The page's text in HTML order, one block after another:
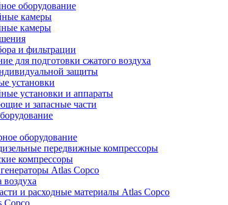
оборудование
камеры
камеры
и фильтрации
для подготовки сжатого воздуха
защиты
установки
установки и аппараты
и запасные части
оборудование
передвижные компрессоры
компрессоры
Atlas Copco
воздуха
и расходные материалы Atlas Copco
Copco